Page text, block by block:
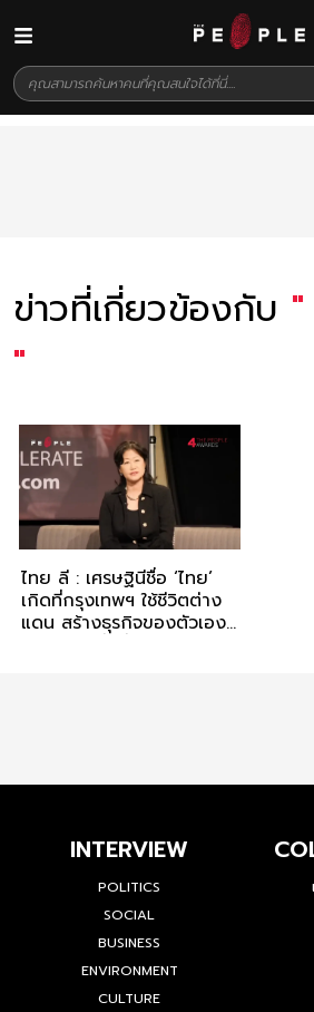
ข่าวที่เกี่ยวข้องกับ "
"
ไทย ลี : เศรษฐินีชื่อ ‘ไทย’
เกิดที่กรุงเทพฯ ใช้ชีวิตต่าง
แดน สร้างธุรกิจของตัวเอง
INTERVIEW
POLITICS
SOCIAL
BUSINESS
ENVIRONMENT
CULTURE